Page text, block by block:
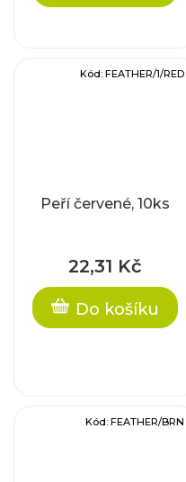
Peří červené, 10ks
22,31 Kč
Do košíku
Kód: FEATHER/1/RED
Kód: FEATHER/BRN